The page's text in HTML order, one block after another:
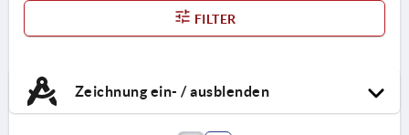
FILTER
Zeichnung ein- / ausblenden